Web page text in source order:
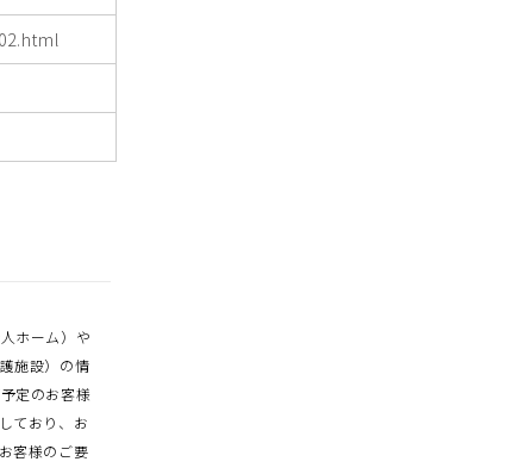
ホーム）や
施設）の情
定のお客様
ており、お
客様のご要